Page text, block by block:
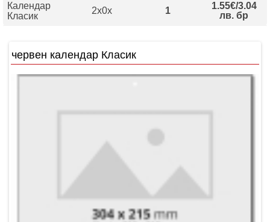
Календар
Класик
2x0x 1
1.55€/3.04
лв. бр
червен календар Класик